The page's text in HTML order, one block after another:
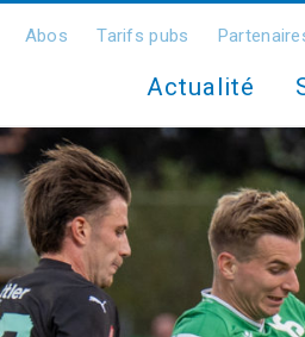
Abos Tarifs pubs
Actualité